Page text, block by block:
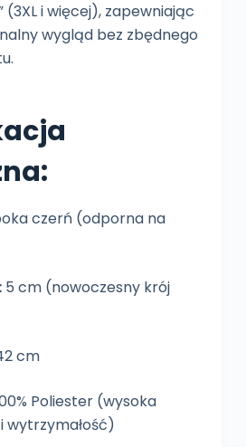
(3XL i więcej), zapewniając
wygląd bez zbędnego
czerń (odporna na
5 cm (nowoczesny krój
cm
Poliester (wysoka
wytrzymałość)